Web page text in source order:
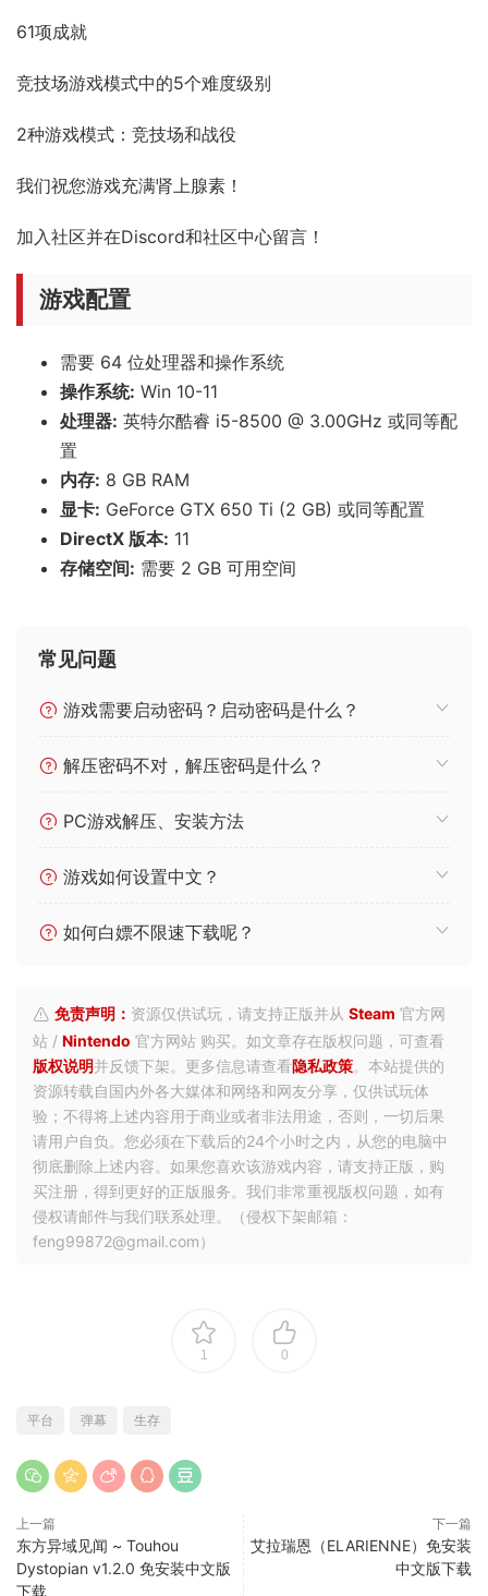
61项成就
竞技场游戏模式中的5个难度级别
2种游戏模式：竞技场和战役
我们祝您游戏充满肾上腺素！
加入社区并在Discord和社区中心留言！
游戏配置
需要 64 位处理器和操作系统
操作系统: Win 10-11
处理器: 英特尔酷睿 i5-8500 @ 3.00GHz 或同等配
置
内存: 8 GB RAM
显卡: GeForce GTX 650 Ti (2 GB) 或同等配置
DirectX 版本: 11
存储空间: 需要 2 GB 可用空间
常见问题
游戏需要启动密码？启动密码是什么？
解压密码不对，解压密码是什么？
PC游戏解压、安装方法
游戏如何设置中文？
如何白嫖不限速下载呢？
免责声明： 资源仅供试玩，请支持正版并从 Steam 官方网
站 / Nintendo 官方网站 购买。如文章存在版权问题，可查看
版权说明并反馈下架。更多信息请查看隐私政策。本站提供的
资源转载自国内外各大媒体和网络和网友分享，仅供试玩体
验；不得将上述内容用于商业或者非法用途，否则，一切后果
请用户自负。您必须在下载后的24个小时之内，从您的电脑中
彻底删除上述内容。如果您喜欢该游戏内容，请支持正版，购
买注册，得到更好的正版服务。我们非常重视版权问题，如有
侵权请邮件与我们联系处理。（侵权下架邮箱：
feng99872@gmail.com）
1 0
平台 弹幕 生存
上一篇
东方异域见闻 ~ Touhou
Dystopian v1.2.0 免安装中文版
下载
下一篇
艾拉瑞恩（ELARIENNE）免安装
中文版下载